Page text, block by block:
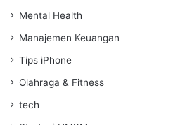
Mental Health
Manajemen Keuangan
Tips iPhone
Olahraga & Fitness
tech